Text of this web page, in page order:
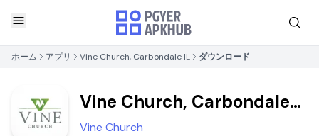
ホーム アプリ Vine Church, Carbondale IL ダウンロード
Vine Church, Carbondale
IL
Vine Church